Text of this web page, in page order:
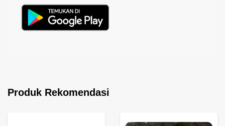
Produk Rekomendasi